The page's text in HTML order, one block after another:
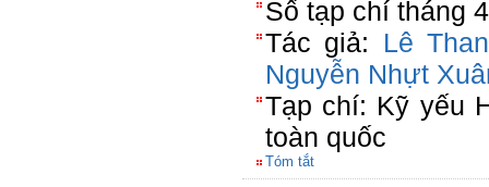
Số tạp chí tháng
Tác giả: Lê
Nguyễn Nhựt
Tạp chí: Kỹ yếu
toàn quốc
Tóm tắt